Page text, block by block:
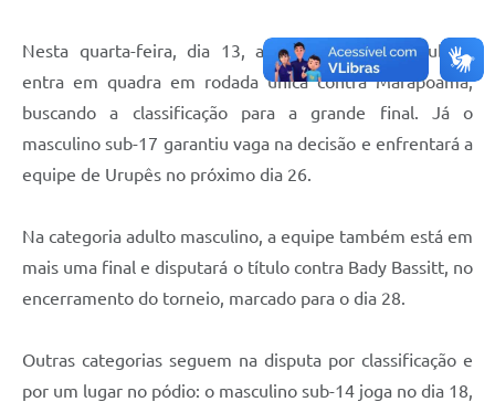
Nesta quarta-feira, dia 13, a equipe feminina sub-17
entra em quadra em rodada única contra Marapoama,
buscando a classificação para a grande final. Já o
masculino sub-17 garantiu vaga na decisão e enfrentará a
equipe de Urupês no próximo dia 26.
Na categoria adulto masculino, a equipe também está em
mais uma final e disputará o título contra Bady Bassitt, no
encerramento do torneio, marcado para o dia 28.
Outras categorias seguem na disputa por classificação e
por um lugar no pódio: o masculino sub-14 joga no dia 18,